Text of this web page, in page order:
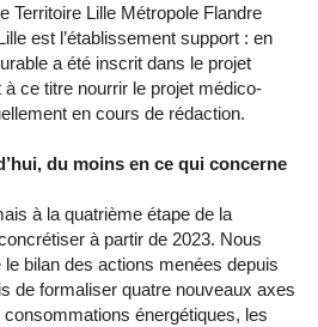
Territoire Lille Métropole Flandre
est l’établissement support : en
a été inscrit dans le projet
ce titre nourrir le projet médico-
en cours de rédaction.
du moins en ce qui concerne
à la quatrième étape de la
à partir de 2023. Nous
bilan des actions menées depuis
de formaliser quatre nouveaux axes
énergétiques, les